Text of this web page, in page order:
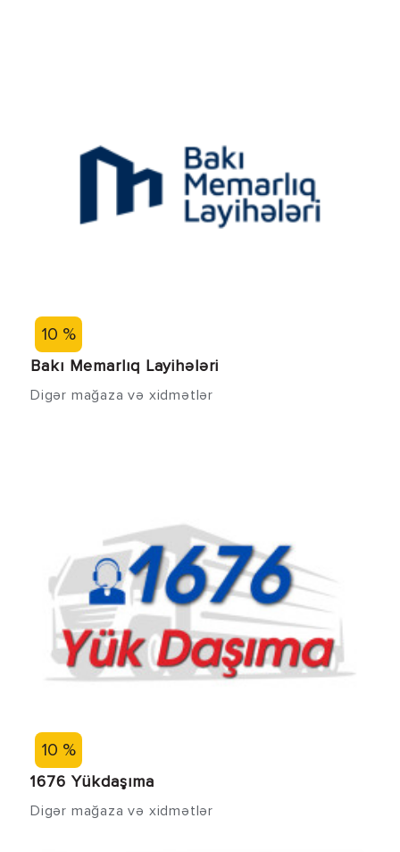
10 %
Bakı Memarlıq Layihələri
Digər mağaza və xidmətlər
10 %
1676 Yükdaşıma
Digər mağaza və xidmətlər